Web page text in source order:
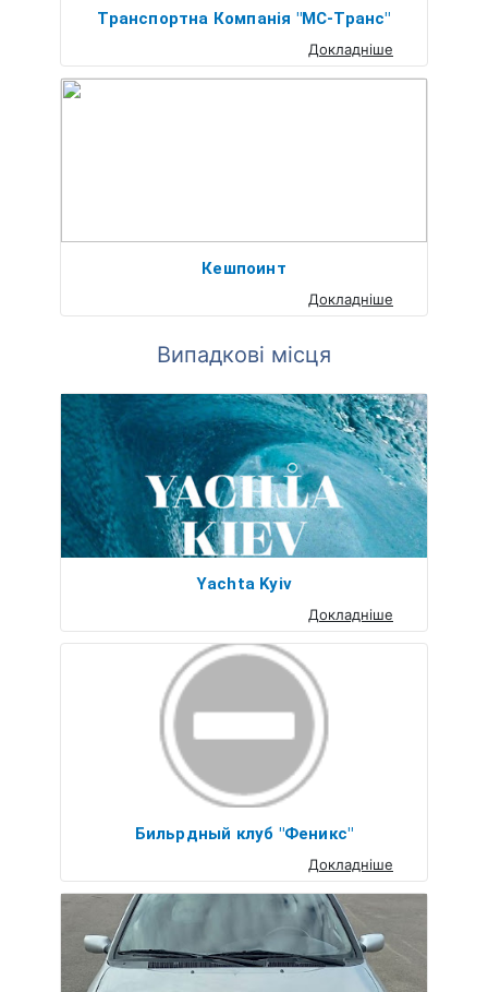
Транспортна Компанія "МС-Транс"
Докладніше
Кешпоинт
Докладніше
Випадкові місця
Yachta Kyiv
Докладніше
Бильрдный клуб "Феникс"
Докладніше